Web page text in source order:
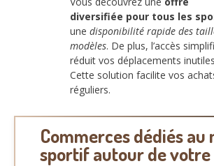
diversifiée pour tous les
une disponibilité rapide des
modèles. De plus, l’accès
réduit vos déplacements
Cette solution facilite vos
réguliers.
Commerces dédiés
sportif autour de votre